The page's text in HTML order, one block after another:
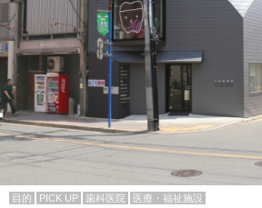
目的 PICK UP 歯科医院 医療・福祉施設